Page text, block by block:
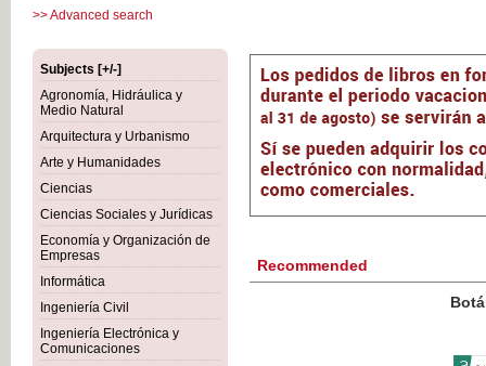
>> Advanced search
Subjects [+/-]
Agronomía, Hidráulica y
Medio Natural
Arquitectura y Urbanismo
Arte y Humanidades
Ciencias
Ciencias Sociales y Jurídicas
Economía y Organización de
Empresas
Informática
Ingeniería Civil
Ingeniería Electrónica y
Comunicaciones
Recommended